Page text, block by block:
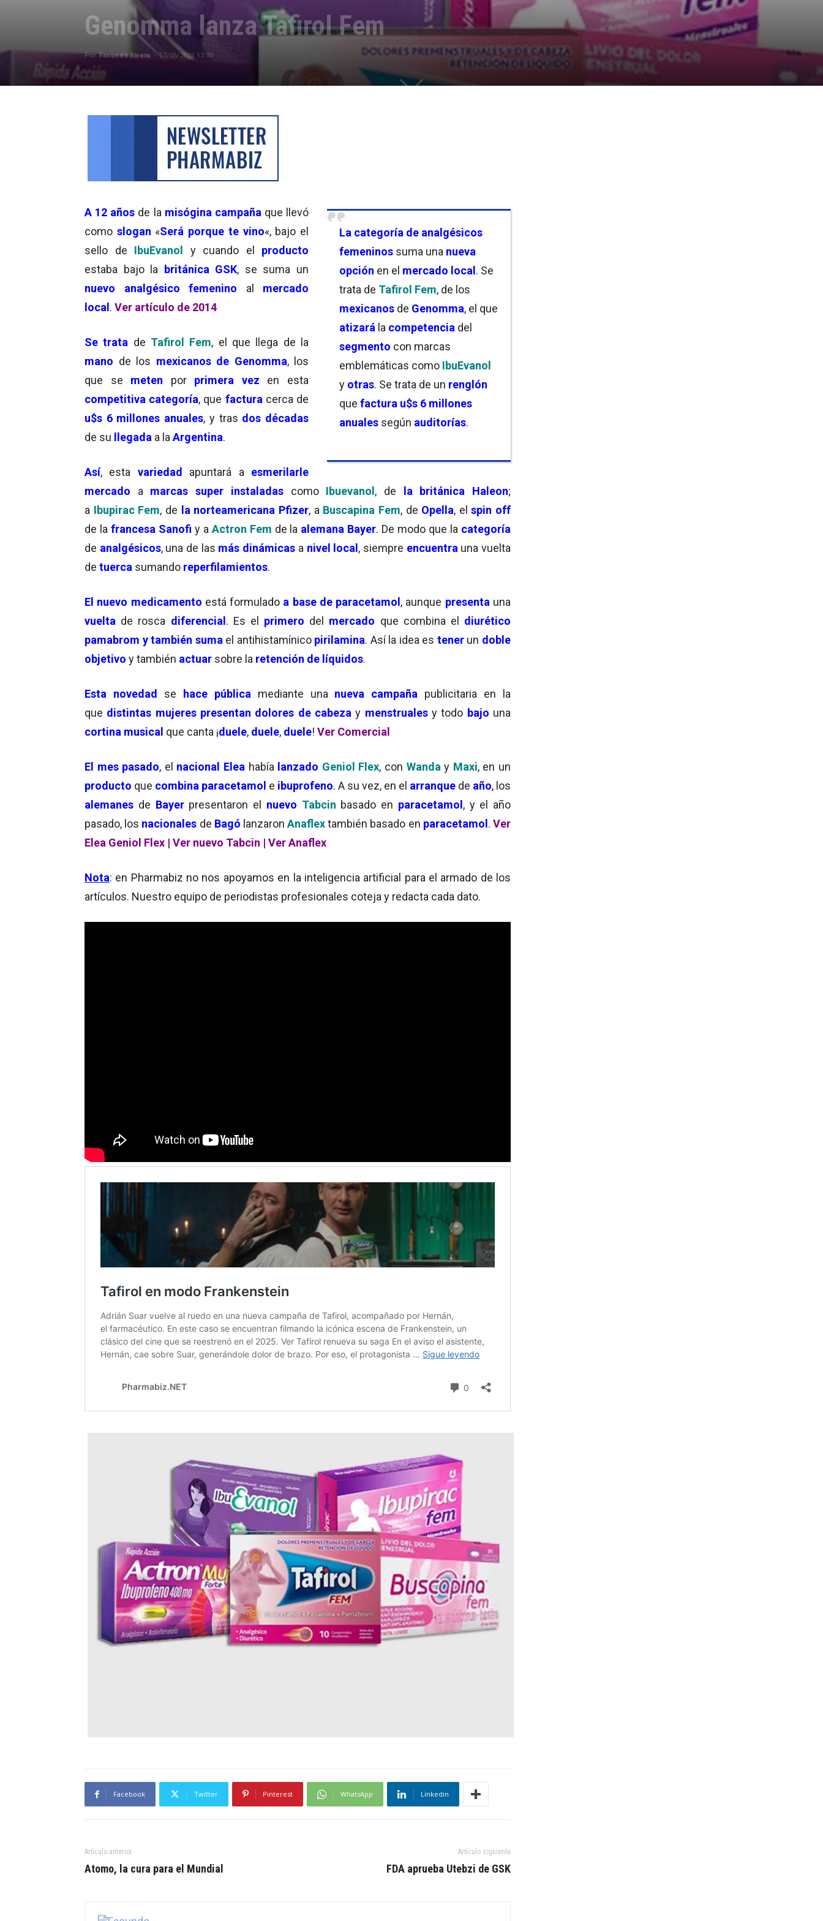
Genomma lanza Tafirol Fem
Por Facundo Rivera - 17/06/2026 13:00
La categoría de analgésicos
femeninos suma una nueva
opción en el mercado local. Se
trata de Tafirol Fem, de los
mexicanos de Genomma, el que
atizará la competencia del
segmento con marcas
emblemáticas como IbuEvanol
y otras. Se trata de un renglón
que factura u$s 6 millones
anuales según auditorías.
A 12 años de la misógina campaña que llevó
como slogan «Será porque te vino«, bajo el
sello de IbuEvanol y cuando el producto
estaba bajo la británica GSK, se suma un
nuevo analgésico femenino al mercado
local. Ver artículo de 2014
Se trata de Tafirol Fem, el que llega de la
mano de los mexicanos de Genomma, los
que se meten porprimera vez en esta
competitiva categoría, que factura cerca de
u$s 6 millones anuales, y tras dos décadas
de su llegada a la Argentina.
Así, esta variedad apuntará a esmerilarle
mercado a marcas super instaladas como Ibuevanol, de la británica Haleon;
a Ibupirac Fem, de la norteamericana Pfizer, a Buscapina Fem, de Opella, elspin off
de la francesa Sanofi y a Actron Fem de la alemana Bayer. De modo que la categoría
de analgésicos, una de las más dinámicas a nivel local, siempre encuentra una vuelta
de tuerca sumando reperfilamientos.
El nuevo medicamento está formulado a base de paracetamol, aunque presenta una
vuelta de rosca diferencial. Es el primero del mercado que combina el diurético
pamabrom y también suma el antihistamínico pirilamina. Así la idea es tener un doble
objetivo y también actuar sobre la retención de líquidos.
Esta novedad se hace pública mediante una nueva campaña publicitaria en la
que distintas mujeres presentan dolores de cabeza y menstruales y todo bajo una
cortina musical que canta ¡duele, duele, duele! Ver Comercial
El mes pasado, el nacional Elea había lanzado Geniol Flex, con Wanda y Maxi, en un
producto que combina paracetamol e ibuprofeno. A su vez, en el arranque de año, los
alemanes de Bayer presentaron el nuevo Tabcin basado en paracetamol, y el año
pasado, los nacionales de Bagó lanzaronAnaflextambién basado en paracetamol.Ver
Elea Geniol Flex | Ver nuevo Tabcin | Ver Anaflex
Nota: en Pharmabiz no nos apoyamos en la inteligencia artificial para el armado de los
artículos. Nuestro equipo de periodistas profesionales coteja y redacta cada dato.
Facebook Twitter Pinterest WhatsApp Linkedin
Artículo anterior
Atomo, la cura para el Mundial
Artículo siguiente
FDA aprueba Utebzi de GSK